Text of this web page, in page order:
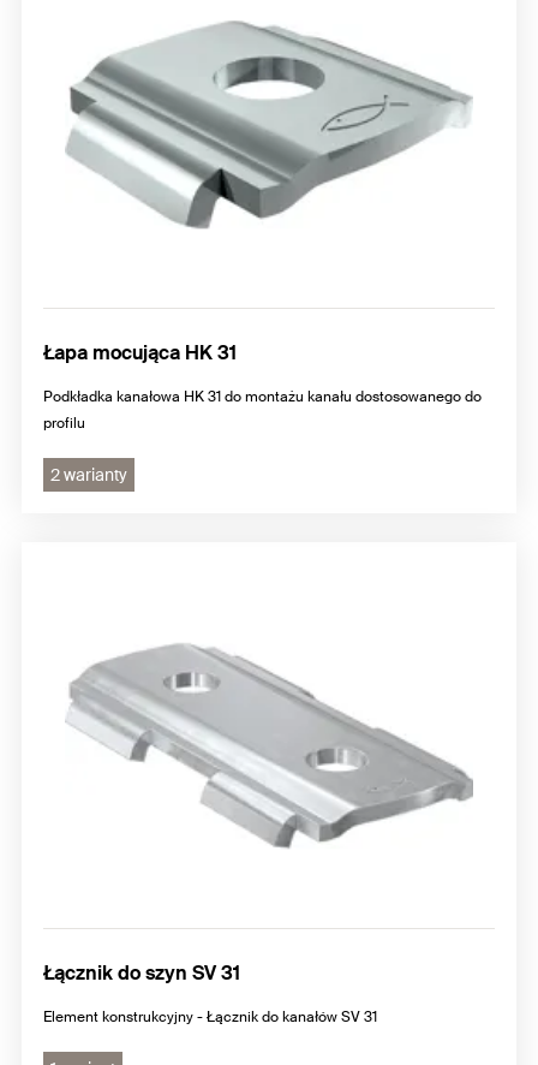
Łapa mocująca HK 31
Podkładka kanałowa HK 31 do montażu kanału dostosowanego do
profilu
2 warianty
Łącznik do szyn SV 31
Element konstrukcyjny - Łącznik do kanałów SV 31